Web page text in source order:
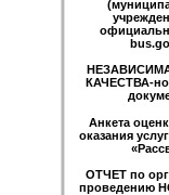
КАЧЕСТВА-
Анкета
оказания
ОТЧЕТ по
проведению